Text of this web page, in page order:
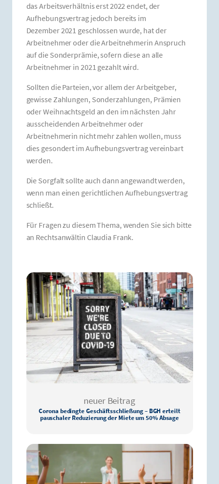
das Arbeitsverhältnis erst 2022 endet, der
Aufhebungsvertrag jedoch bereits im
Dezember 2021 geschlossen wurde, hat der
Arbeitnehmer oder die Arbeitnehmerin Anspruch
auf die Sonderprämie, sofern diese an alle
Arbeitnehmer in 2021 gezahlt wird.
Sollten die Parteien, vor allem der Arbeitgeber,
gewisse Zahlungen, Sonderzahlungen, Prämien
oder Weihnachtsgeld an den im nächsten Jahr
ausscheidenden Arbeitnehmer oder
Arbeitnehmerin nicht mehr zahlen wollen, muss
dies gesondert im Aufhebungsvertrag vereinbart
werden.
Die Sorgfalt sollte auch dann angewandt werden,
wenn man einen gerichtlichen Aufhebungsvertrag
schließt.
Für Fragen zu diesem Thema, wenden Sie sich bitte
an Rechtsanwältin Claudia Frank.
neuer Beitrag
Corona bedingte Geschäftsschließung – BGH erteilt
pauschaler Reduzierung der Miete um 50% Absage